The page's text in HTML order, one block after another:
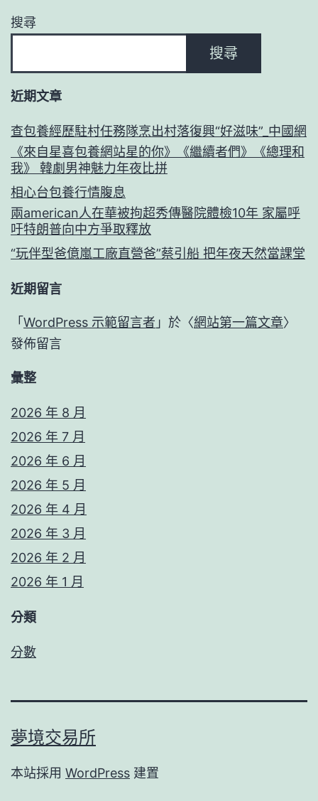
搜尋
搜尋
近期文章
查包養經歷駐村任務隊烹出村落復興“好滋味”_中國網
《來自星喜包養網站星的你》《繼續者們》《總理和
我》 韓劇男神魅力年夜比拼
相心台包養行情腹息
兩american人在華被拘超秀傳醫院體檢10年 家屬呼
吁特朗普向中方爭取釋放
“玩伴型爸億嵐工廠直營爸”蔡引船 把年夜天然當課堂
近期留言
「 WordPress 示範留言者 」於〈網站第一篇文章〉
發佈留言
彙整
2026 年 8 月
2026 年 7 月
2026 年 6 月
2026 年 5 月
2026 年 4 月
2026 年 3 月
2026 年 2 月
2026 年 1 月
分類
分數
夢境交易所
本站採用 WordPress 建置